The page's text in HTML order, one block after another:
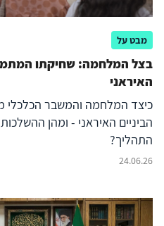
מבט על
בצל המלחמה: שחיקתו
האיראני
כיצד המלחמה והמשבר הכלכלי
הביניים האיראני - ומהן
התהליך?
24.06.26